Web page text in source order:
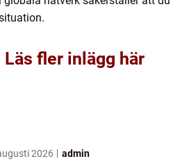
Läs fler inlägg här
2026 admin